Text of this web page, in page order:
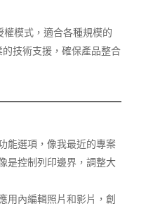
模式，適合各種規模的
技術支援，確保產品整合
能選項，像我最近的專案
是控制列印邊界，調整大
用內編輯照片和影片，創